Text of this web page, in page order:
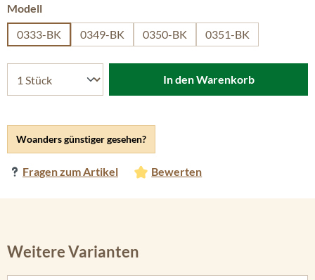
Woanders günstiger gesehen?
Fragen zum Artikel Bewerten
Modellauswählen
0333-BK
0349-BK 0350-BK 0351-BK
In den Warenkorb
Weitere Varianten